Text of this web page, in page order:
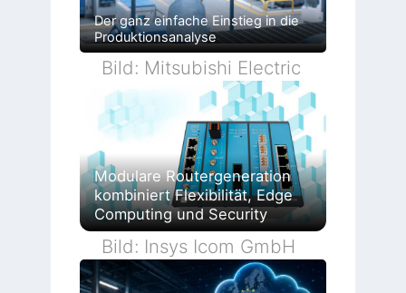
Der ganz einfache Einstieg in die
Produktionsanalyse
Bild: Mitsubishi Electric
Modulare Routergeneration
kombiniert Flexibilität, Edge
Computing und Security
Bild: Insys Icom GmbH